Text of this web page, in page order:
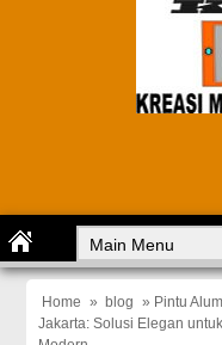
Home » blog » Pintu
Jakarta: Solusi Elegan